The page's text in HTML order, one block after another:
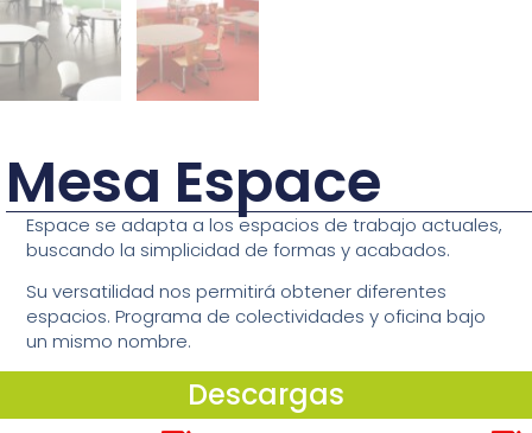
Mesa Espace
Espace se adapta a los espacios de trabajo actuales,
buscando la simplicidad de formas y acabados.
Su versatilidad nos permitirá obtener diferentes
espacios. Programa de colectividades y oficina bajo
un mismo nombre.
Descargas